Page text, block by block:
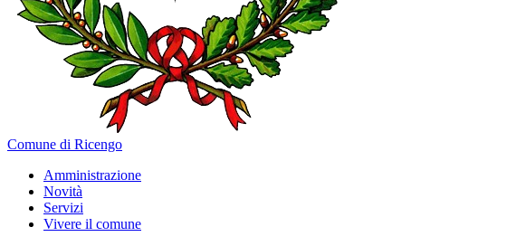
Comune di Ricengo
Amministrazione
Novità
Servizi
Vivere il comune